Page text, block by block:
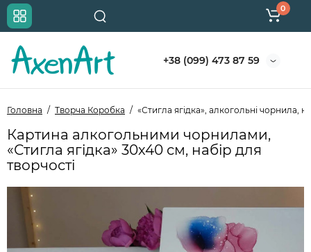
+38 (099) 473 87 59
0
Головна Творча Коробка «Стигла ягідка», алкогольні чорнила,
Картина алкогольними чорнилами,
«Стигла ягідка» 30х40 см, набір для
творчості